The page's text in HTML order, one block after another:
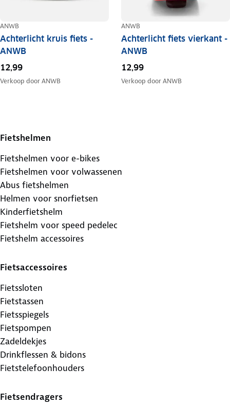
ANWB
Achterlicht kruis fiets -
ANWB
12,99
Verkoop doorANWB
ANWB
Achterlicht fiets vierkant -
ANWB
12,99
Verkoop doorANWB
Fietshelmen
Fietshelmen voor e-bikes
Fietshelmen voor volwassenen
Abus fietshelmen
Helmen voor snorfietsen
Kinderfietshelm
Fietshelm voor speed pedelec
Fietshelm accessoires
Fietsaccessoires
Fietssloten
Fietstassen
Fietsspiegels
Fietspompen
Zadeldekjes
Drinkflessen & bidons
Fietstelefoonhouders
Fietsendragers